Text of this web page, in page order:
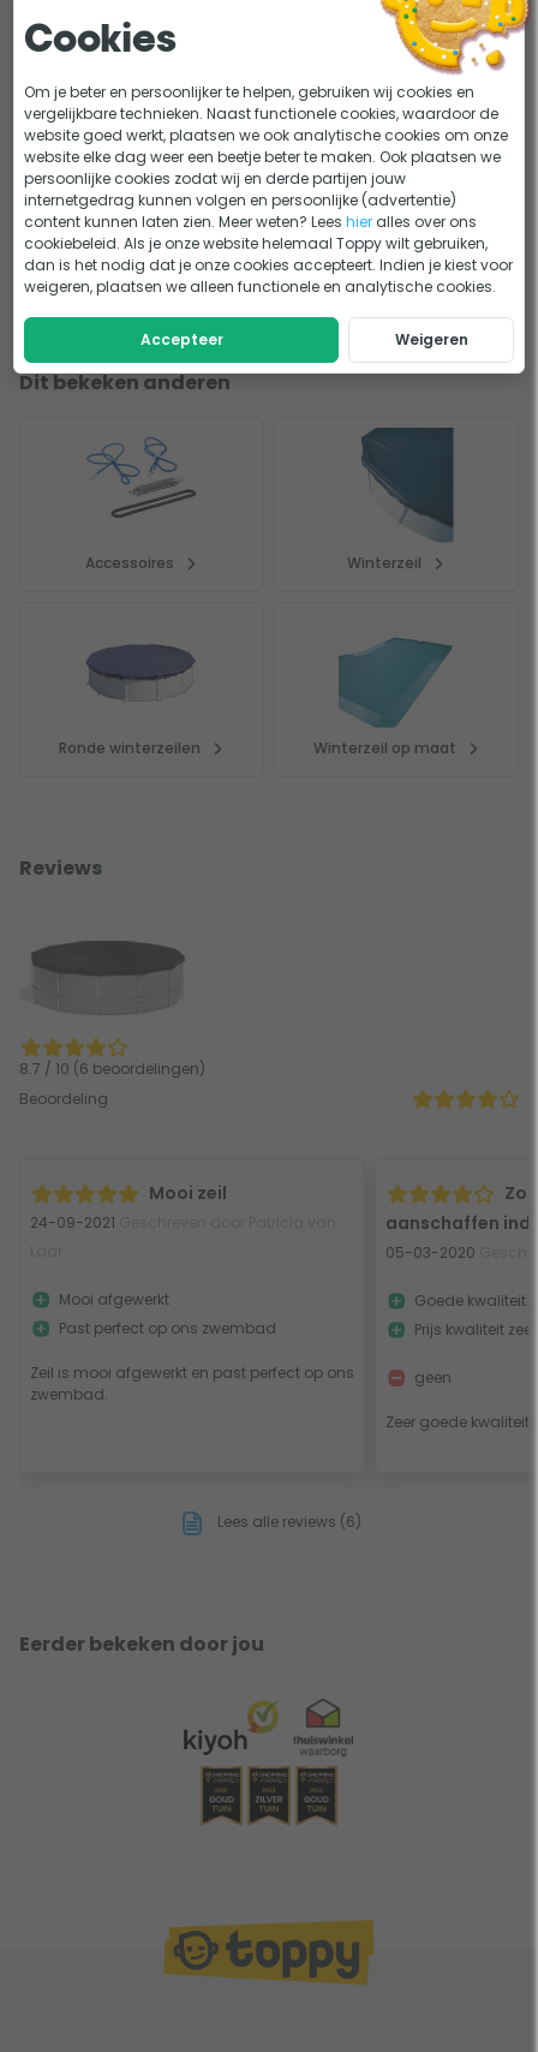
W'eau DPD 3-in-1 testset inclusief
tabletten
-5%
Melpool kleine chloortabletten 20 grams 1
kg
17,95
17,05
tot5% kortingop accessoires 81,81 79,07
Dit bekeken anderen
Accessoires Winterzeil
Ronde winterzeilen Winterzeil op maat
Reviews
8.7 / 10 (6 beoordelingen)
Beoordeling
Mooi zeil
24-09-2021
Zeil is mooi afgewerkt en past perfect op ons
zwembad.
Mooi afgewerkt
Past perfect op ons zwembad
aanschaffen
05-03-2020
Zeer goede kwaliteit.
Goede kwaliteit.
Prijs kwaliteit
geen
Lees alle reviews (6)
Eerder bekeken door jou
Cookies
Om je beter en persoonlijker te helpen, gebruiken wij cookies en
vergelijkbare technieken. Naast functionele cookies, waardoor de
website goed werkt, plaatsen we ook analytische cookies om onze
website elke dag weer een beetje beter te maken. Ook plaatsen we
persoonlijke cookies zodat wij en derde partijen jouw
internetgedrag kunnen volgen en persoonlijke (advertentie)
content kunnen laten zien. Meer weten? Leeshier alles over ons
cookiebeleid. Als je onze website helemaal Toppy wilt gebruiken,
dan is het nodig dat je onze cookies accepteert. Indien je kiest voor
weigeren, plaatsen we alleen functionele en analytische cookies.
Accepteer Weigeren